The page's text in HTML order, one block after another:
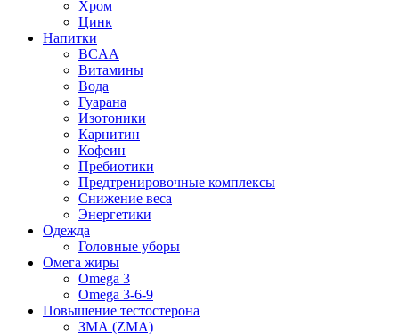
Хром
Цинк
Напитки
BCAA
Витамины
Вода
Гуарана
Изотоники
Карнитин
Кофеин
Пребиотики
Предтренировочные комплексы
Снижение веса
Энергетики
Одежда
Головные уборы
Омега жиры
Omega 3
Omega 3-6-9
Повышение тестостерона
ЗМА (ZMA)